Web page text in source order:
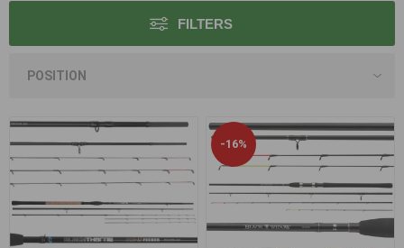
FILTERS
-16%